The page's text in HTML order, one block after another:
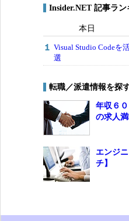
Insider.NET 記事ラン
本日
Visual Studio Codeを
選
転職／派遣情報を探
年収６
の求人
エンジ
チ】